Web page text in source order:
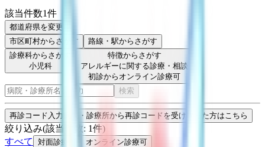
該当件数1件
都道府県を変更
市区町村からさがす 路線・駅からさがす
診療科からさがす
小児科
特徴からさがす
アレルギーに関する診療・相談
初診からオンライン診療可
検索
再診コード入力 病院・診療所から再診コードを受け取った方はこちら
絞り込み(該当件数: 1件)
すべて
対面診療可 オンライン診療可